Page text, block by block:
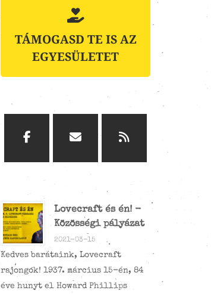
TÁMOGASD TE IS AZ
EGYESÜLETET
Lovecraft és én! -
Közösségi pályázat
2021-03-15
Kedves barátaink, Lovecraft
rajongók! 1937. március 15-én, 84
éve hunyt el Howard Phillips